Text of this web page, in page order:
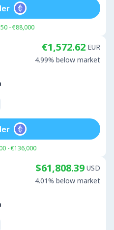
- €88,000
€1,572.62 EUR
4.99% below market
- €136,000
$61,808.39 USD
4.01% below market